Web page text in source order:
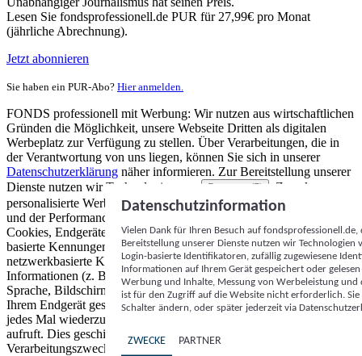
Lesen Sie fondsprofessionell.de PUR für 27,99€ pro Monat
(jährliche Abrechnung).
Jetzt abonnieren
Sie haben ein PUR-Abo? Hier anmelden.
FONDS professionell mit Werbung: Wir nutzen aus wirtschaftlichen
Gründen die Möglichkeit, unsere Webseite Dritten als digitalen
Werbeplatz zur Verfügung zu stellen. Über Verarbeitungen, die in
der Verantwortung von uns liegen, können Sie sich in unserer
Datenschutzerklärung näher informieren. Zur Bereitstellung unserer
Dienste nutzen wir Technologien von
Partnern (5)
. Zwecke:
personalisierte Werbung und Inhalte, Messung von Werbeleistung
und der Performance von Inhalten sowie Zielgruppenforschung.
Cookies, Endgeräte- oder ähnliche Online-Kennungen (z. B. login-
basierte Kennungen, zufällig generierte Kennungen,
netzwerkbasierte Kennungen) können zusammen mit anderen
Informationen (z. B. Browsertyp und Browserinformationen,
Sprache, Bildschirmgröße, unterstützte Technologien usw.) auf
Ihrem Endgerät gespeichert oder von dort ausgelesen werden, um es
jedes Mal wiederzuerkennen, wenn es eine App oder einer Webseite
aufruft. Dies geschieht für einen oder mehrere der hier aufgeführten
Verarbeitungszwecke.
Datenschutzinformation
Vielen Dank für Ihren Besuch auf
Bereitstellung unserer Dienste nutzen wir Technologien
Login-basierte Identifikatoren, zufällig zugewiesene
Informationen auf Ihrem Gerät gespeichert oder
Werbung und Inhalte, Messung von Werbeleistung
ist für den Zugriff auf die Website nicht erforderlich.
Schalter ändern, oder später jederzeit via
ZWECKE PARTNER